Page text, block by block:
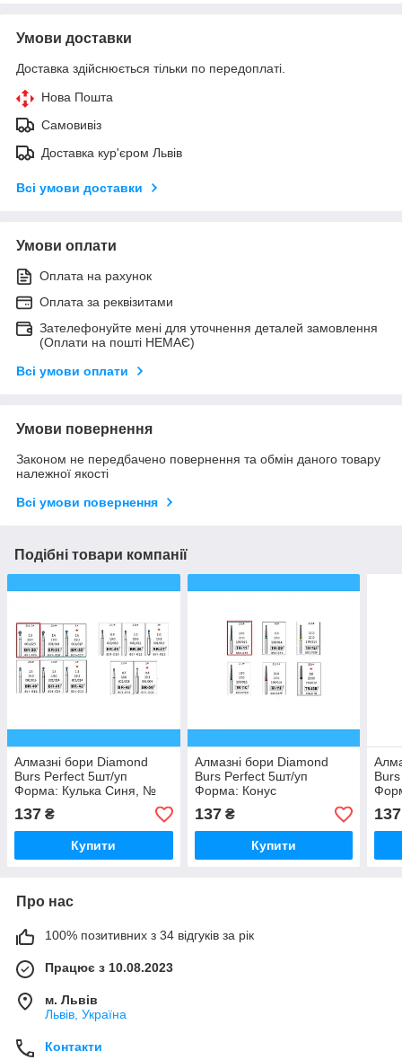
Умови доставки
Доставка здійснюється тільки по передоплаті.
Нова Пошта
Самовивіз
Доставка кур'єром Львів
Всі умови доставки
Умови оплати
Оплата на рахунок
Оплата за реквізитами
Зателефонуйте мені для уточнення деталей замовлення
(Оплати на пошті НЕМАЄ)
Всі умови оплати
Умови повернення
Законом не передбачено повернення та обмін даного товару
належної якості
Всі умови повернення
Подібні товари компанії
Алмазні бори Diamond
Burs Perfect 5шт/уп
Форма: Кулька Синя, №
BR - 30
137 ₴
Купити
Алмазні бори Diamond
Burs Perfect 5шт/уп
Форма: Конус
заокруглений кінець, TR-
11
137₴
Купити
137
Про нас
100% позитивних з 34 відгуків за рік
Працює з 10.08.2023
м. Львів
Львів, Україна
Контакти